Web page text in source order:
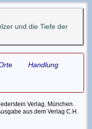
und die Tiefe der
Handlung
Verlag, München.
aus dem Verlag C.H.